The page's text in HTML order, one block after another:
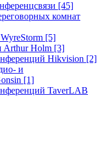
[45]
комнат
[5]
Holm [3]
Hikvision [2]
и
[1]
TaverLAB